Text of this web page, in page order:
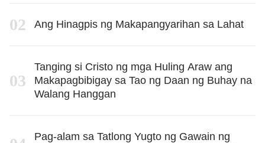
Ang Hinagpis ng Makapangyarihan sa Lahat
Tanging si Cristo ng mga Huling Araw ang
Makapagbibigay sa Tao ng Daan ng Buhay na
Walang Hanggan
Pag-alam sa Tatlong Yugto ng Gawain ng